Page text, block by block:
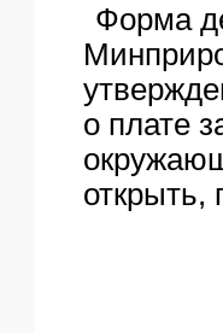
Форма
о плате
открыть,